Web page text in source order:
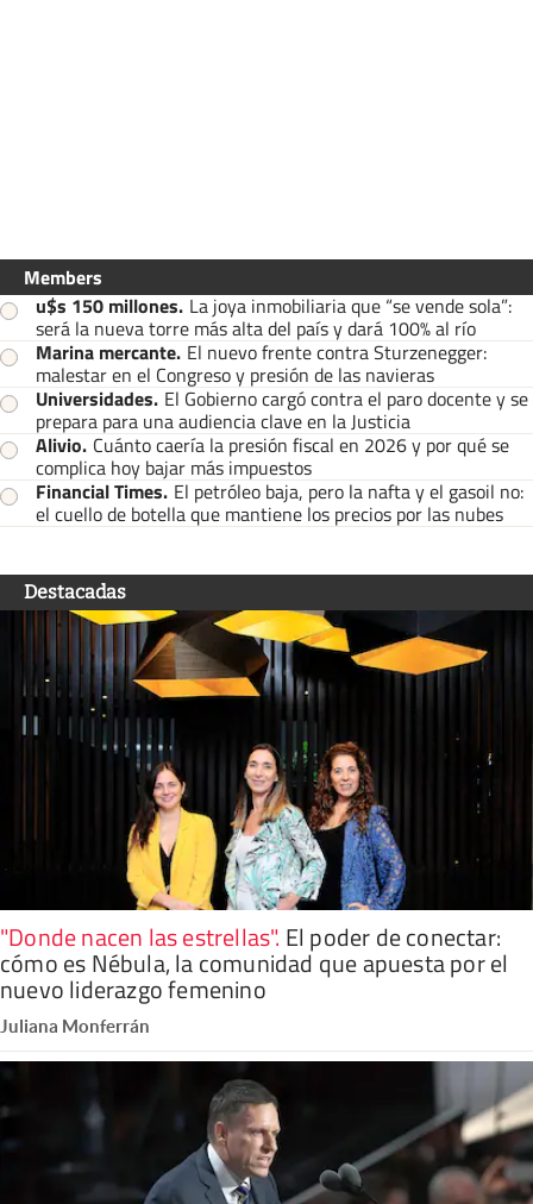
Members
u$s 150 millones. La joya inmobiliaria que “se vende sola”:
será la nueva torre más alta del país y dará 100% al río
Marina mercante. El nuevo frente contra Sturzenegger:
malestar en el Congreso y presión de las navieras
Universidades. El Gobierno cargó contra el paro docente y se
prepara para una audiencia clave en la Justicia
Alivio. Cuánto caería la presión fiscal en 2026 y por qué se
complica hoy bajar más impuestos
Financial Times. El petróleo baja, pero la nafta y el gasoil no:
el cuello de botella que mantiene los precios por las nubes
Destacadas
"Donde nacen las estrellas". El poder de conectar:
cómo es Nébula, la comunidad que apuesta por el
nuevo liderazgo femenino
Juliana Monferrán